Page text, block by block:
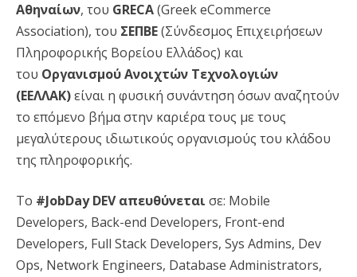
Αθηναίων, του GRECA(Greek eCommerce
Association), του ΣΕΠΒΕ(Σύνδεσμος Επιχειρήσεων
Πληροφορικής Βορείου Ελλάδος) και
του Οργανισμού Ανοιχτών Τεχνολογιών
(ΕΕΛΛΑΚ)είναι η φυσική συνάντηση όσων αναζητούν
το επόμενο βήμα στην καριέρα τους με τους
μεγαλύτερους ιδιωτικούς οργανισμούς του κλάδου
της πληροφορικής.
Το #JobDay DEV απευθύνεται σε: Mobile
Developers, Back-end Developers, Front-end
Developers, Full Stack Developers, Sys Admins, Dev
Ops, Network Engineers, Database Administrators,